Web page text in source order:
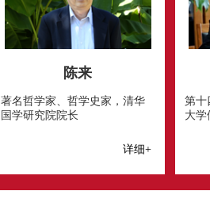
陈来
著名哲学家、哲学史家，清华
国学研究院院长
详细+
第十
大学